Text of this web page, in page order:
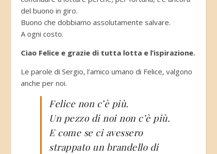
del buono in giro.
Buono che dobbiamo assolutamente salvare.
A ogni costo.
Ciao Felice e grazie di tutta lotta e l’ispirazione.
Le parole di Sergio, l’amico umano di Felice, valgono
anche per noi.
Felice non c’è più.
Un pezzo di noi non c’è più.
E come se ci avessero
strappato un brandello di